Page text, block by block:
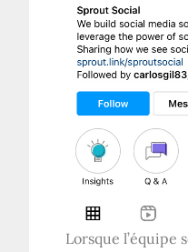
Lorsque l’équipe